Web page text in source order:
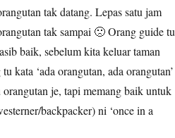
tak datang. Lepas satu jam
tak sampai 🙁 Orang guide tu
baik, sebelum kita keluar taman
kata ‘ada orangutan, ada orangutan’
je, tapi memang baik untuk
backpacker) ni ‘once in a